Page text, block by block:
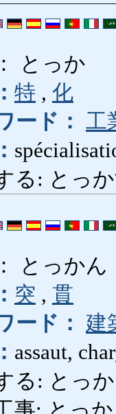
とっか
特 , 化
ード： 工
る: とっか
とっかん
突 , 貫
ード：
建
assaut,
る: とっか